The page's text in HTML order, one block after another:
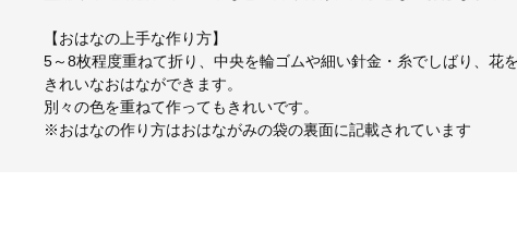
【おはなの上手な作り方】
5～8枚程度重ねて折り、中央を輪ゴムや細い針金・糸でしばり、
きれいなおはなができます。
別々の色を重ねて作ってもきれいです。
※おはなの作り方はおはながみの袋の裏面に記載されています